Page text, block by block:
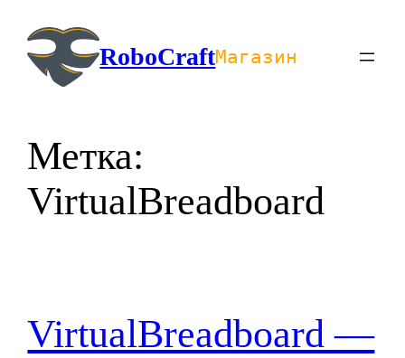
содержимомуRoboCraftМагазин
Метка:
VirtualBreadboard
VirtualBreadboard —